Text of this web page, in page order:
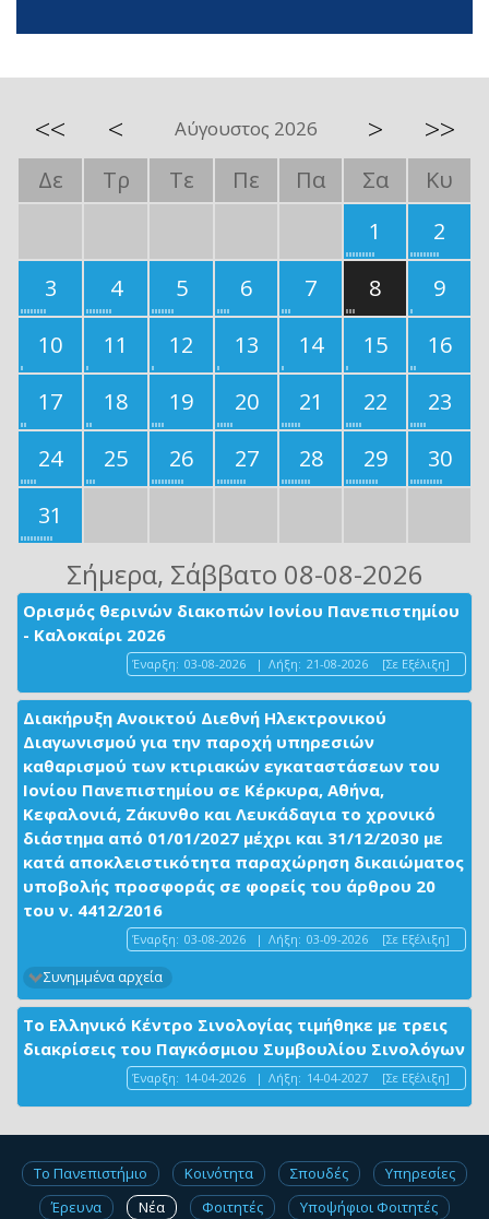
<< < Αύγουστος 2026 > >>
Δε Τρ Τε Πε Πα Σα
Κυ
1
2
3
4 5 6 7 8
9
10
11 12 13 14 15
16
17
18 19 20 21 22
23
24
25 26 27 28 29
30
31
Σήμερα, Σάββατο 08-08-2026
Ορισμός θερινών διακοπών Ιονίου Πανεπιστημίου
- Καλοκαίρι 2026
Έναρξη: 03-08-2026 | Λήξη: 21-08-2026 [Σε Εξέλιξη]
Διακήρυξη Ανοικτού Διεθνή Ηλεκτρονικού
Διαγωνισμού για την παροχή υπηρεσιών
καθαρισμού των κτιριακών εγκαταστάσεων του
Ιονίου Πανεπιστημίου σε Κέρκυρα, Αθήνα,
Κεφαλονιά, Ζάκυνθο και Λευκάδαγια το χρονικό
διάστημα από 01/01/2027 μέχρι και 31/12/2030 με
κατά αποκλειστικότητα παραχώρηση δικαιώματος
υποβολής προσφοράς σε φορείς του άρθρου 20
του ν. 4412/2016
Έναρξη: 03-08-2026 | Λήξη: 03-09-2026 [Σε Εξέλιξη]
Συνημμένα αρχεία
Το Ελληνικό Κέντρο Σινολογίας τιμήθηκε με τρεις
διακρίσεις του Παγκόσμιου Συμβουλίου Σινολόγων
Έναρξη: 14-04-2026 | Λήξη: 14-04-2027 [Σε Εξέλιξη]
Το Πανεπιστήμιο Κοινότητα Σπουδές
Υπηρεσίες
Έρευνα
Νέα Φοιτητές
Υποψήφιοι Φοιτητές